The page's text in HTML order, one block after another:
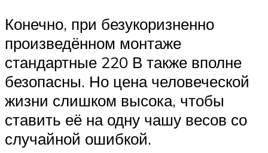
Конечно, при безукоризненно
произведённом монтаже
стандартные 220 В также вполне
безопасны. Но цена человеческой
жизни слишком высока, чтобы
ставить её на одну чашу весов со
случайной ошибкой.